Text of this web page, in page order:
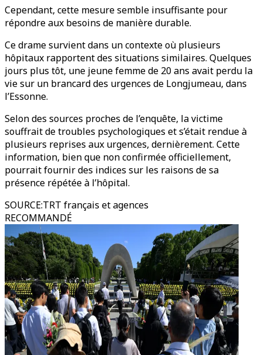
Cependant, cette mesure semble insuffisante pour
répondre aux besoins de manière durable.
Ce drame survient dans un contexte où plusieurs
hôpitaux rapportent des situations similaires. Quelques
jours plus tôt, une jeune femme de 20 ans avait perdu la
vie sur un brancard des urgences de Longjumeau, dans
l’Essonne.
Selon des sources proches de l’enquête, la victime
souffrait de troubles psychologiques et s’était rendue à
plusieurs reprises aux urgences, dernièrement. Cette
information, bien que non confirmée officiellement,
pourrait fournir des indices sur les raisons de sa
présence répétée à l’hôpital.
SOURCE:TRT français et agences
RECOMMANDÉ